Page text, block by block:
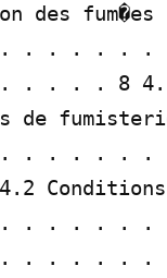
des
. . . . . .
. . . . 8
de
. . . . . .
Conditions
. . . . . . .
. . . . . . .